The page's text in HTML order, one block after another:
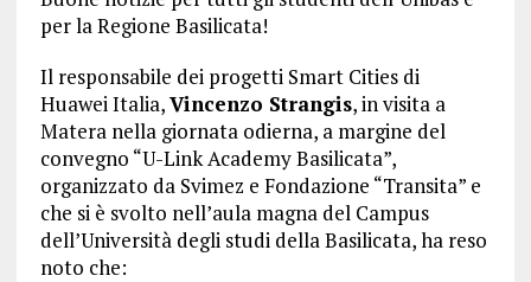
per la Regione Basilicata!
Il responsabile dei progetti Smart Cities di
Huawei Italia,Vincenzo Strangis, in visita a
Matera nella giornata odierna, a margine del
convegno “U-Link Academy Basilicata”,
organizzato da Svimez e Fondazione “Transita” e
che si è svolto nell’aula magna del Campus
dell’Università degli studi della Basilicata, ha reso
noto che: